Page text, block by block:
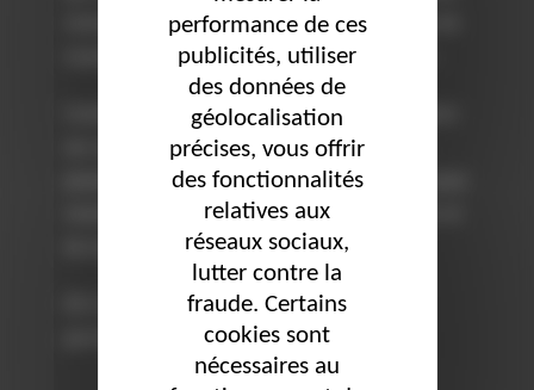
réunion) si nécessaire mais aussi exprimez-vous de
manière calme en privilégiant l’emploi du « je ».
Canaliser ses émotions permet en plus d’améliorer
ses capacités professionnelles. Mais attention :
plusieurs semaines voire mois sont nécessaires pour
réussir ce travail. Il convient alors de persévérer et
de ne pas se décourager dans cet exercice.
DG Conseils vous propose une formation vous
permettant de gérer vos émotions.
performance de ces
publicités, utiliser
des données de
géolocalisation
précises, vous offrir
des fonctionnalités
relatives aux
réseaux sociaux,
lutter contre la
fraude. Certains
cookies sont
nécessaires au